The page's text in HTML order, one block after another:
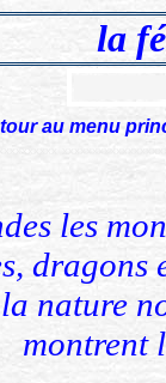
la
au menu
les
dragons
nature
montrent